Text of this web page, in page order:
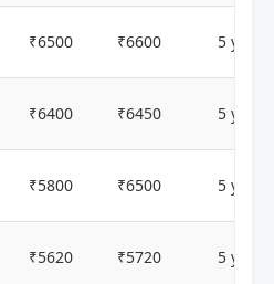
₹6500 ₹6600 5
₹6400 ₹6450 5
₹5800 ₹6500 5
₹5620 ₹5720 5